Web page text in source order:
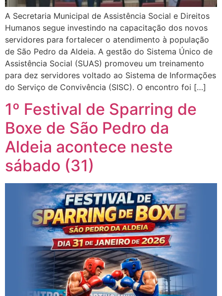
A Secretaria Municipal de Assistência Social e Direitos
Humanos segue investindo na capacitação dos novos
servidores para fortalecer o atendimento à população
de São Pedro da Aldeia. A gestão do Sistema Único de
Assistência Social (SUAS) promoveu um treinamento
para dez servidores voltado ao Sistema de Informações
do Serviço de Convivência (SISC). O encontro foi […]
1º Festival de Sparring de
Boxe de São Pedro da
Aldeia acontece neste
sábado (31)